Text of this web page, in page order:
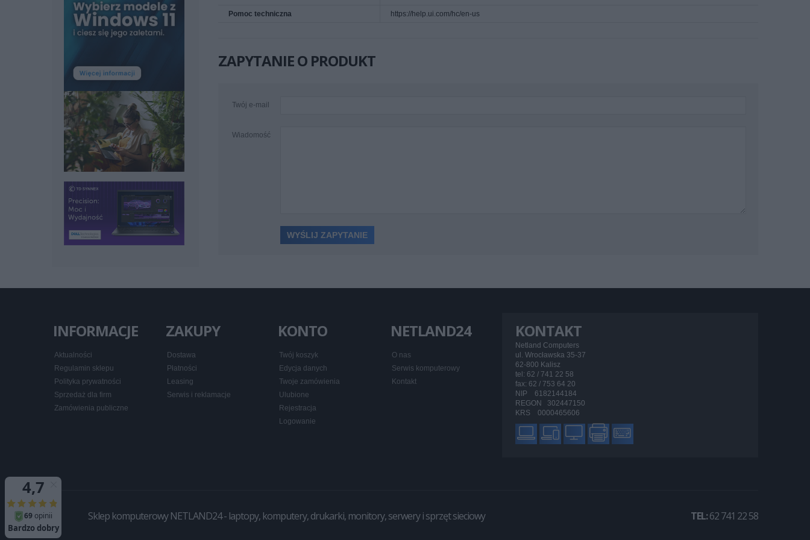
Pomoc techniczna https://help.ui.com/hc/en-us
ZAPYTANIE O PRODUKT
Twój e-mail
Wiadomość
KONTAKT
Netland Computers
ul. Wrocławska 35-37
62-800 Kalisz
tel: 62 / 741 22 58
fax: 62 / 753 64 20
NIP 6182144184
REGON 302447150
KRS 0000465606
INFORMACJE
Aktualności
Regulamin sklepu
Polityka prywatności
Sprzedaż dla firm
Zamówienia publiczne
ZAKUPY
Dostawa
Płatności
Leasing
Serwis i reklamacje
KONTO
Twój koszyk
Edycja danych
Twoje zamówienia
Ulubione
Rejestracja
Logowanie
NETLAND24
O nas
Serwis komputerowy
Kontakt
Sklep komputerowy NETLAND24 - laptopy, komputery, drukarki, monitory, serwery i sprzęt sieciowy TEL:62 741 22 58